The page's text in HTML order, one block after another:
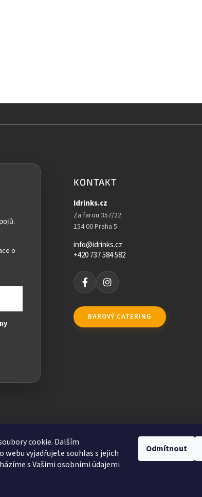
cookie. Dalším
vyjadřujete souhlas s jejich
s Vašimi osobními údajemi
Odmítnout
o
KONTAKT
Idrinks.cz
Za farou 357/22
154 00 Praha 5
info@idrinks.cz
+420 737 584 582
BAROVÝ CATERING
cookies